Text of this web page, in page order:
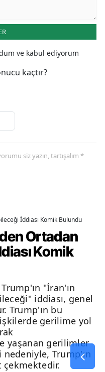
ve kabul ediyorum
kaçtır?
siz yazın, tartışalım *
İddiası Komik Bulundu
Ortadan
Komik
"İran'ın
iddiası, genel
Trump'ın bu
gerilime yol
yaşanan gerilimler
Trump'ın
çekmektedir.